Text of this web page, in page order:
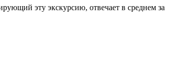
эту экскурсию, отвечает в среднем за